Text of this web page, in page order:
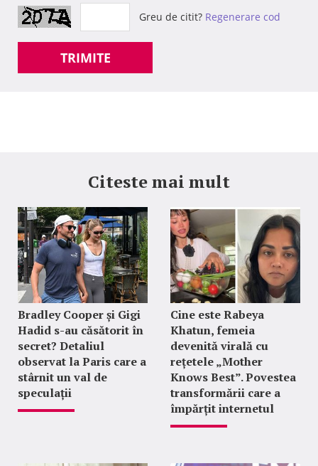
Greu de citit? Regenerare cod
TRIMITE
Citeste mai mult
Bradley Cooper și Gigi
Hadid s-au căsătorit în
secret? Detaliul
observat la Paris care a
stârnit un val de
speculații
Cine este Rabeya
Khatun, femeia
devenită virală cu
rețetele „Mother
Knows Best”. Povestea
transformării care a
împărțit internetul